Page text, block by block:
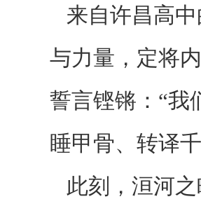
来自许昌高中
与力量，定将
誓言铿锵：“我
睡甲骨、转译
此刻，洹河之